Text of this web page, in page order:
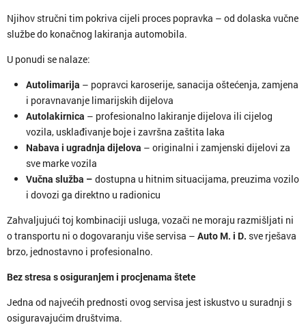
Njihov stručni tim pokriva cijeli proces popravka – od dolaska vučne
službe do konačnog lakiranja automobila.
U ponudi se nalaze:
Autolimarija – popravci karoserije, sanacija oštećenja, zamjena
i poravnavanje limarijskih dijelova
Autolakirnica – profesionalno lakiranje dijelova ili cijelog
vozila, usklađivanje boje i završna zaštita laka
Nabava i ugradnja dijelova – originalni i zamjenski dijelovi za
sve marke vozila
Vučna služba – dostupna u hitnim situacijama, preuzima vozilo
i dovozi ga direktno u radionicu
Zahvaljujući toj kombinaciji usluga, vozači ne moraju razmišljati ni
o transportu ni o dogovaranju više servisa – Auto M. i D. sve rješava
brzo, jednostavno i profesionalno.
Bez stresa s osiguranjem i procjenama štete
Jedna od najvećih prednosti ovog servisa jest iskustvo u suradnji s
osiguravajućim društvima.